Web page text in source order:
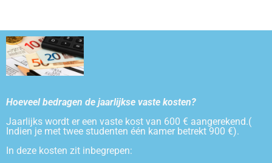
Hoeveel bedragen de jaarlijkse vaste kosten?
Jaarlijks wordt er een vaste kost van 600 € aangerekend.(
Indien je met twee studenten één kamer betrekt 900 €).
In deze kosten zit inbegrepen: